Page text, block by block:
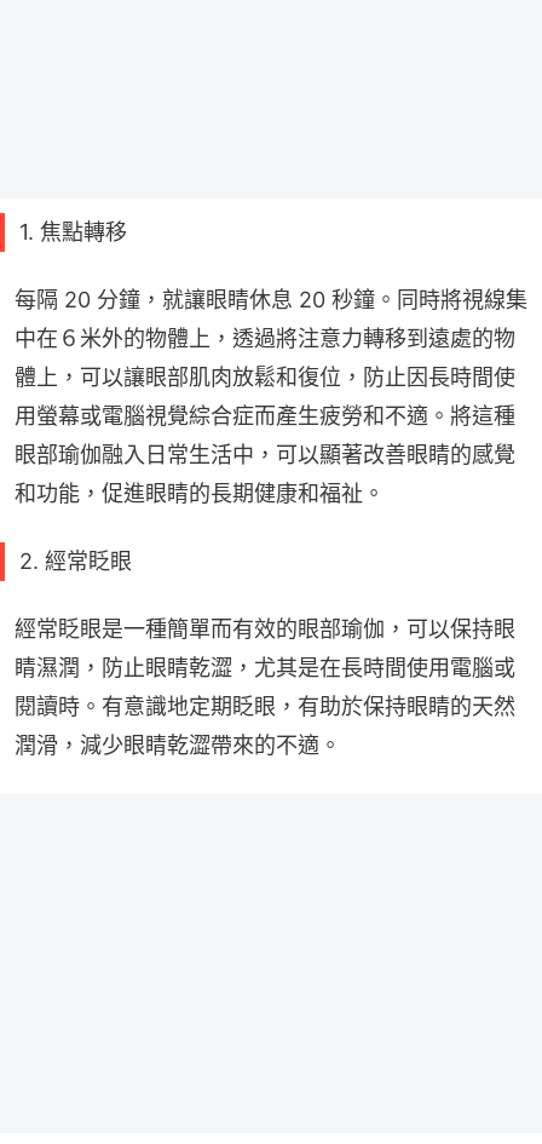
1. 焦點轉移
每隔 20 分鐘，就讓眼睛休息 20 秒鐘。同時將視線集
中在６米外的物體上，透過將注意力轉移到遠處的物
體上，可以讓眼部肌肉放鬆和復位，防止因長時間使
用螢幕或電腦視覺綜合症而產生疲勞和不適。將這種
眼部瑜伽融入日常生活中，可以顯著改善眼睛的感覺
和功能，促進眼睛的長期健康和福祉。
2. 經常眨眼
經常眨眼是一種簡單而有效的眼部瑜伽，可以保持眼
睛濕潤，防止眼睛乾澀，尤其是在長時間使用電腦或
閱讀時。有意識地定期眨眼，有助於保持眼睛的天然
潤滑，減少眼睛乾澀帶來的不適。